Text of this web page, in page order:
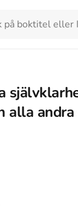
alla andra